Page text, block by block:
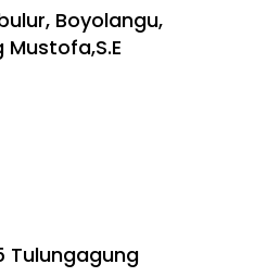
Boyolangu,
Tulungagung